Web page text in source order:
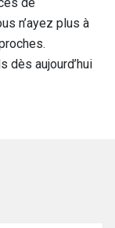
n’ayez plus à
dès aujourd’hui